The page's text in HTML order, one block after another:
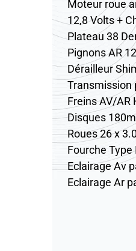
Moteur roue
12,8 Volts +
Plateau 38
Pignons AR
Dérailleur
Transmission
Freins AV/AR
Disques
Roues 26 x 3.0
Fourche
Eclairage Av
Eclairage Ar